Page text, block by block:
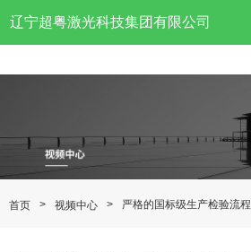
辽宁超粤激光科技集团有限公司
公司简介
企业视频
首页 > 视频中心 > 严格的国标级生产检验流程